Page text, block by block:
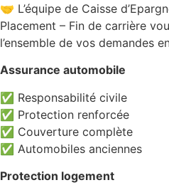
🤝 L’équipe de Caisse
Placement – Fin de carrière
l’ensemble de vos demandes
Assurance automobile
✅ Responsabilité civile
✅ Protection renforcée
✅ Couverture complète
✅ Automobiles anciennes
Protection logement